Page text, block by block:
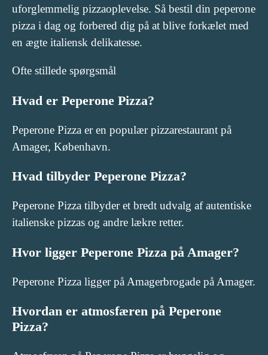
uforglemmelig pizzaoplevelse. Så bestil din peperone
pizza i dag og forbered dig på at blive forkælet med
en ægte italiensk delikatesse.
Ofte stillede spørgsmål
Hvad er Peperone Pizza?
Peperone Pizza er en populær pizzarestaurant på
Amager, København.
Hvad tilbyder Peperone Pizza?
Peperone Pizza tilbyder et bredt udvalg af autentiske
italienske pizzas og andre lækre retter.
Hvor ligger Peperone Pizza på Amager?
Peperone Pizza ligger på Amagerbrogade på Amager.
Hvordan er atmosfæren på Peperone
Pizza?